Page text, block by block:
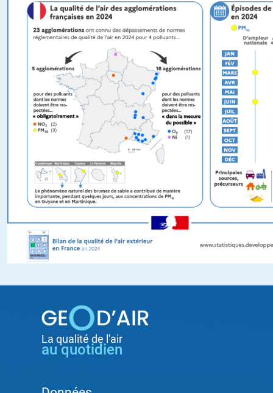
La qualité de l'air
au quotidien